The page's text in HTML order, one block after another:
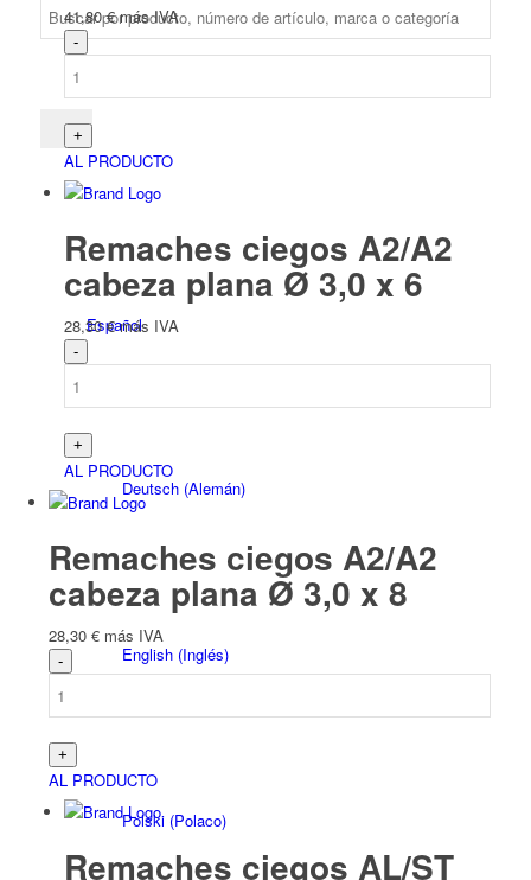
Español
Deutsch(Alemán)
English(Inglés)
Polski(Polaco)
41,80€ más IVA
AL PRODUCTO
Remaches ciegos A2/A2
cabeza plana Ø 3,0 x 6
28,30€ más IVA
AL PRODUCTO
Remaches ciegos A2/A2
cabeza plana Ø 3,0 x 8
28,30 € más IVA
AL PRODUCTO
Remaches ciegos AL/ST